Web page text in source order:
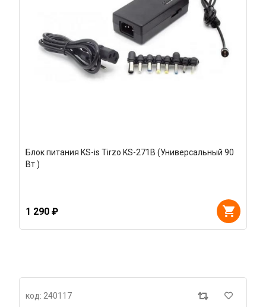
Блок питания KS-is Tirzo KS-271B (Универсальный 90
Вт )
1 290 ₽
код: 240117